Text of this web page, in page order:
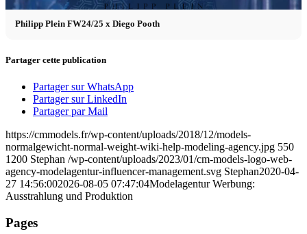
Philipp Plein FW24/25 x Diego Pooth
Partager cette publication
Partager sur WhatsApp
Partager sur LinkedIn
Partager par Mail
https://cmmodels.fr/wp-content/uploads/2018/12/models-
normalgewicht-normal-weight-wiki-help-modeling-agency.jpg 550
1200 Stephan /wp-content/uploads/2023/01/cm-models-logo-web-
agency-modelagentur-influencer-management.svg Stephan2020-04-
27 14:56:002026-08-05 07:47:04Modelagentur Werbung:
Ausstrahlung und Produktion
Pages